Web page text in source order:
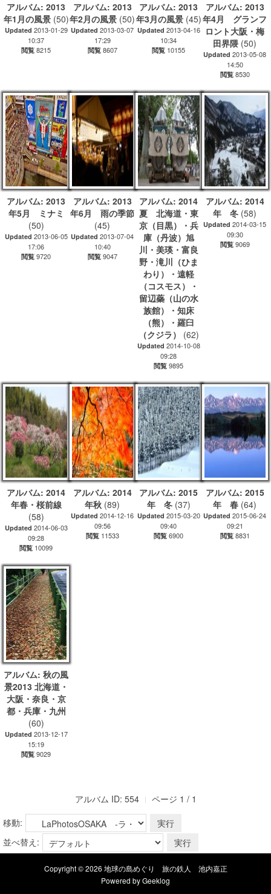
アルバム: 2013
年1月の風景(50)
Updated 2013-01-29
10:37
閲覧 8215
アルバム: 2013
年2月の風景 (50)
Updated2013-03-07
17:29
閲覧8607
アルバム: 2013
年3月の風景(45)
Updated 2013-04-16
10:34
閲覧 10155
アルバム: 2013
年4月 グランフ
ロント大阪・梅
田界隈 (50)
Updated2013-05-08
14:50
閲覧8530
アルバム: 2013
年5月 ミナミ
(50)
Updated 2013-06-05
17:06
閲覧 9720
アルバム: 2013
年6月 雨の季節
(45)
Updated2013-07-04
10:40
閲覧9047
アルバム: 2014
夏 北海道・東
京（目黒）・兵
庫（丹波）旭
川・美瑛・富良
野・滝川（ひま
わり）・遠軽
（コスモス）・
留辺蘂（山の水
族館）・知床
（熊）・羅臼
（クジラ）
(62)
Updated 2014-10-08
09:28
閲覧 9895
アルバム: 2014
年 冬 (58)
Updated2014-03-15
09:30
閲覧9069
アルバム: 2014
年春・桜前線
(58)
Updated 2014-06-03
09:28
閲覧 10099
アルバム: 2014
年秋 (89)
Updated2014-12-16
09:56
閲覧11533
アルバム: 2015
年 冬(37)
Updated 2015-03-20
09:40
閲覧 6900
アルバム: 2015
年 春 (64)
Updated2015-06-24
09:21
閲覧8831
アルバム: 秋の風
景2013 北海道・
大阪・奈良・京
都・兵庫・九州
(60)
Updated 2013-12-17
15:19
閲覧 9029
アルバム ID: 554
ページ 1 / 1
移動:
並べ替え:
Copyright © 2026 地球の島めぐり 旅の鉄人 池内嘉正
Powered byGeeklog